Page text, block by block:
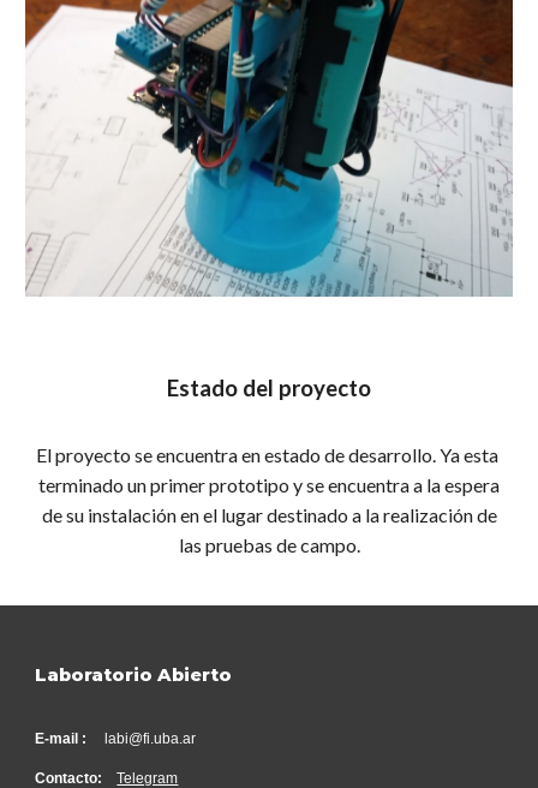
Estado del proyecto
El proyecto se encuentra en estado de desarrollo. Ya esta
terminado un primer prototipo y se encuentra a la espera
de su instalación en el lugar destinado a la realización de
las pruebas de campo.
Laboratorio Abierto
E-mail : labi@fi.uba.ar
Contacto:Telegram